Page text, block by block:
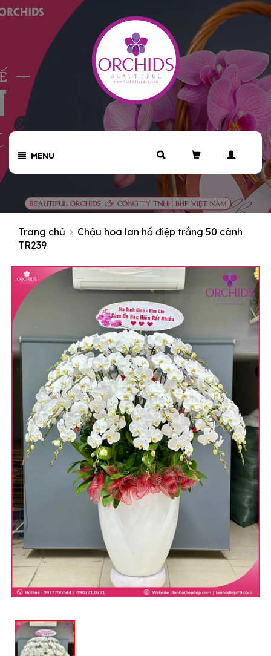
MENU
Trang chủ
Chậu hoa lan hồ điệp trắng 50 cành
TR239